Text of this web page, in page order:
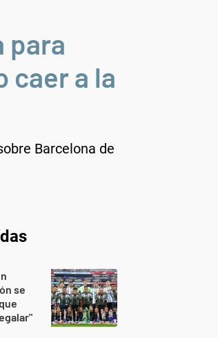
para
caer a la
Barcelona de
se